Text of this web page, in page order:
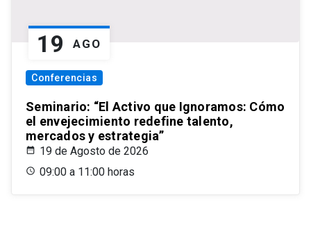
19 AGO
Conferencias
Seminario: “El Activo que Ignoramos: Cómo
el envejecimiento redefine talento,
mercados y estrategia”
19 de Agosto de 2026
09:00 a 11:00 horas